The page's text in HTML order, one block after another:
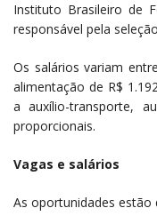
Instituto Brasileiro de
responsável pela
Os salários variam
alimentação de R$
a auxílio-transporte,
proporcionais.
Vagas e salários
As oportunidades estão